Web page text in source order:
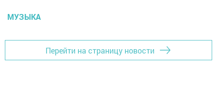
МУЗЫКА
Перейти на страницу новости